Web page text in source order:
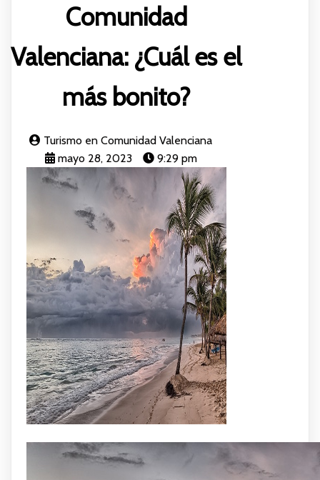
Comunidad
Valenciana: ¿Cuál es el
más bonito?
Turismo en Comunidad Valenciana
mayo 28, 2023
9:29 pm